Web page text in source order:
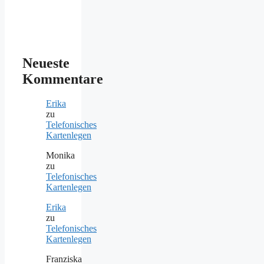
Neueste
Kommentare
Erika
zu
Telefonisches
Kartenlegen
Monika
zu
Telefonisches
Kartenlegen
Erika
zu
Telefonisches
Kartenlegen
Franziska